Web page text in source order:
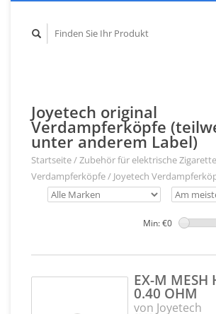
Joyetech original
Verdampferköpfe
unter anderem Label)
Startseite/Zubehör für elektrische
Verdampferköpfe/ Joyetech
Min: €0
EX-M MESH
0.40 OHM
von Joyetech